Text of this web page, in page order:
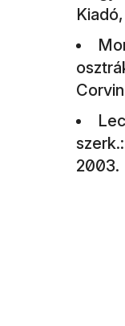
2003.